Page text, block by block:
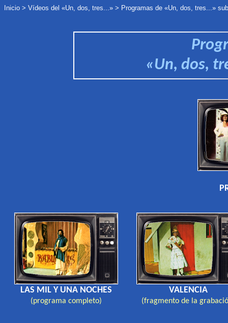
Inicio > Vídeos del «Un, dos, tres...» > Programas de «Un, dos, tres...»
«Un, dos,
LAS MIL Y UNA NOCHES
(programa completo)
VALENCIA
(fragmento de la